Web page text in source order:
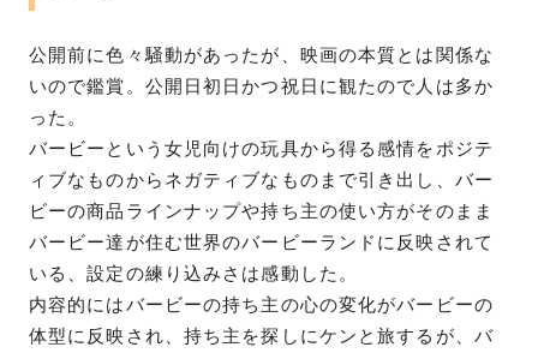
公開前に色々騒動があったが、映画の本質とは関係な
いので鑑賞。公開日初日かつ祝日に観たので人は多か
った。
バービーという女児向けの玩具から得る感情をポジテ
ィブなものからネガティブなものまで引き出し、バー
ビーの商品ラインナップや持ち主の使い方がそのまま
バービー達が住む世界のバービーランドに反映されて
いる、設定の練り込みさは感動した。
内容的にはバービーの持ち主の心の変化がバービーの
体型に反映され、持ち主を探しにケンと旅するが、バ